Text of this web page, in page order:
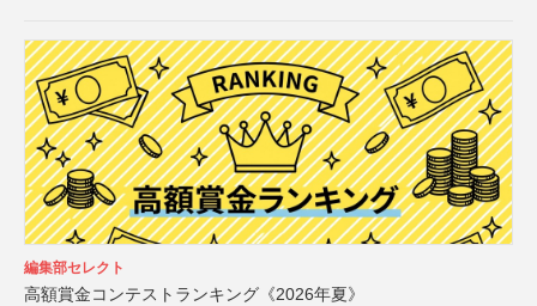
編集部セレクト
高額賞金コンテストランキング《2026年夏》